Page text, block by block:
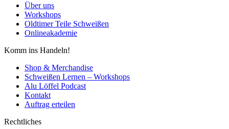
Über uns
Workshops
Oldtimer Teile Schweißen
Onlineakademie
Komm ins Handeln!
Shop & Merchandise
Schweißen Lernen – Workshops
Alu Löffel Podcast
Kontakt
Auftrag erteilen
Rechtliches